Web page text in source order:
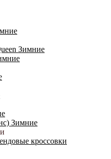
Зимние
Зимние
кроссовки